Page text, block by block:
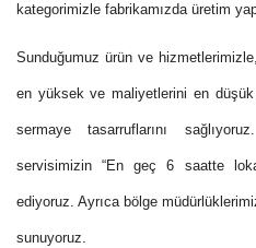
kategorimizle fabrikamızda üretim
Sunduğumuz ürün ve
en yüksek ve maliyetlerini en
sermaye tasarruflarını
servisimizin “En geç 6 saatte
ediyoruz. Ayrıca bölge
sunuyoruz.